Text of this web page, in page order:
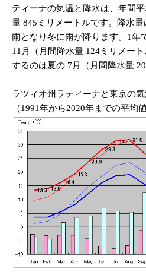
ティーナの気温と降水は、年間
量 845ミリメートルです。降水
雨となり冬に雨が降ります。1年
11月（月間降水量 124ミリメー
するのは夏の 7月（月間降水量
ラツィオ州ラティーナと東京の
（1991年から2020年までの平均値